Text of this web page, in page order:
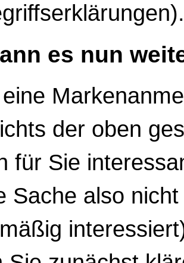
es nun
der oben
für Sie
Sache also